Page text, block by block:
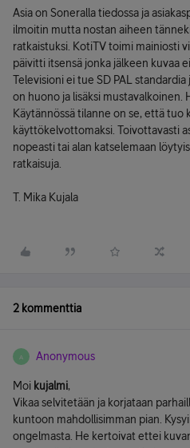
Asia on Soneralla tiedossa ja
ilmoitin mutta nostan aiheen
ratkaistuksi. KotiTV toimi mainiosti
päivitti itsensä jonka jälkeen kuvaa
Televisioni ei tue SD PAL
on huono ja lisäksi mustavalkoinen.
Käytännössä tilanne on se, että
käyttökelvottomaksi. Toivottavasti
nopeasti tai alan katselemaan
ratkaisuja.
T. Mika Kujala
2 kommenttia
A Anonymous
Moi kujalmi,
Vikaa selvitetään ja korjataan
kuntoon mahdollisimman pian.
ongelmasta. He kertoivat ettei